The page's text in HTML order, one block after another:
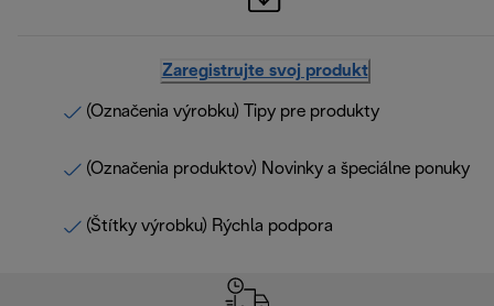
Zaregistrujte svoj produkt
(Označenia výrobku) Tipy pre produkty
(Označenia produktov) Novinky a špeciálne ponuky
(Štítky výrobku) Rýchla podpora